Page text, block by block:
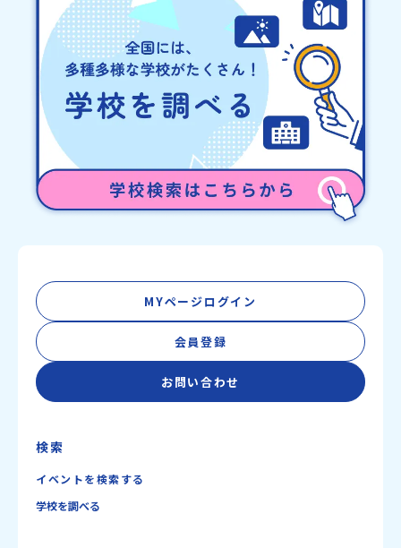
MYページログイン
会員登録
お問い合わせ
検索
イベントを検索する
学校を調べる